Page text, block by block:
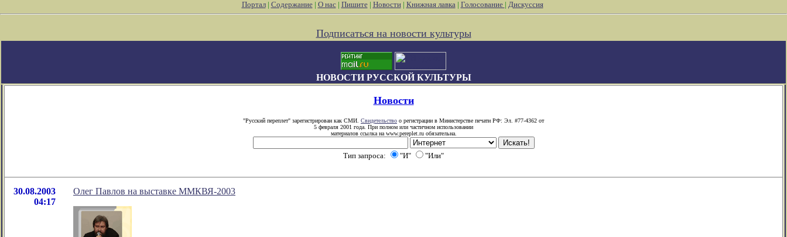
Портал| Содержание| О нас| Пишите| Новости| Книжная лавка| Голосование | Дискуссия
Подписаться на новости культуры
НОВОСТИ РУССКОЙ КУЛЬТУРЫ
Новости
"Русский переплет" зарегистрирован как СМИ. Свидетельство о регистрации в Министерстве печати РФ: Эл. #77-4362 от
5 февраля 2001 года. При полном или частичном использовании
материалов ссылка на www.pereplet.ru обязательна.
Тип запроса: "И" "Или"
30.08.2003
04:17
Олег Павлов на выставке ММКВЯ-2003